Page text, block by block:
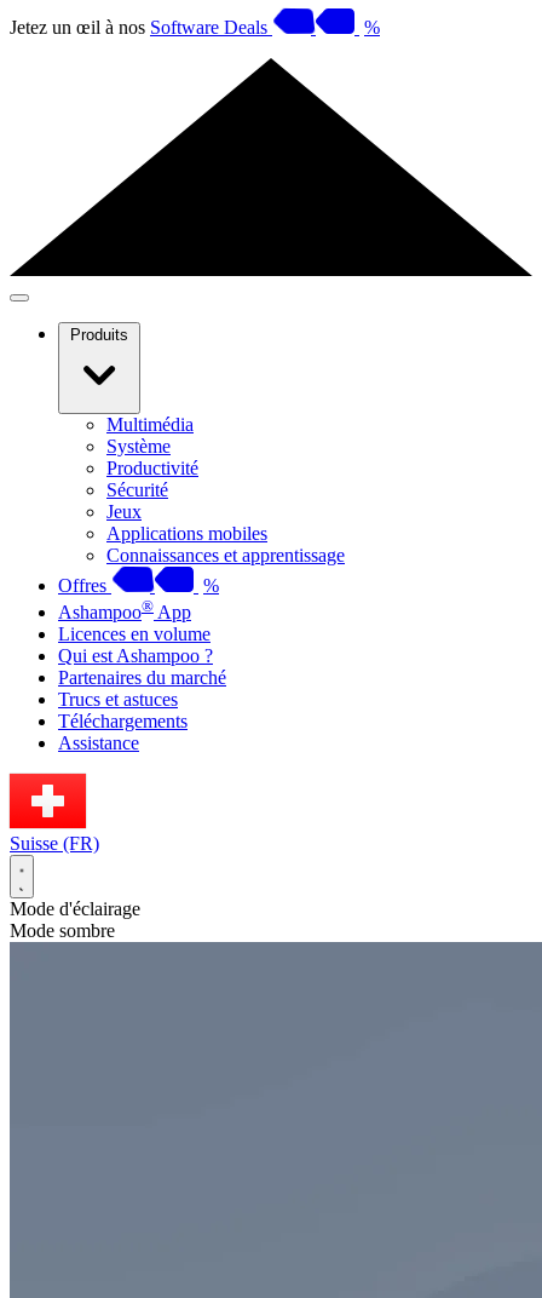
Jetez un œil à nos Software Deals %
Produits
Multimédia
Système
Productivité
Sécurité
Jeux
Applications mobiles
Connaissances et apprentissage
Offres
%
Ashampoo® App
Licences en volume
Qui est Ashampoo ?
Partenaires du marché
Trucs et astuces
Téléchargements
Assistance
Suisse (FR)
Mode d'éclairage
Mode sombre